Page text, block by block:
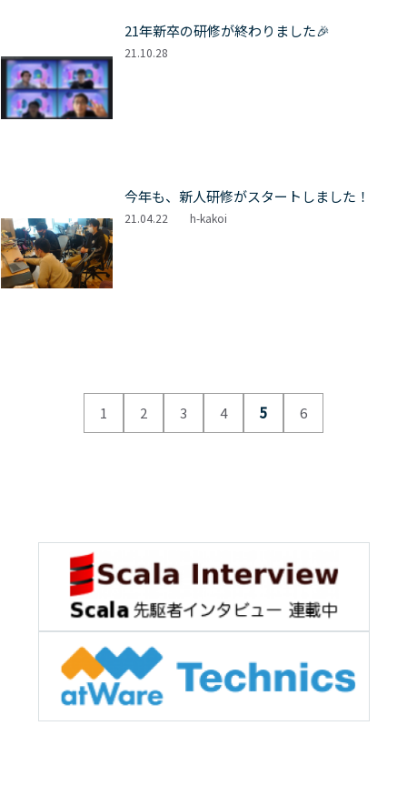
21年新卒の研修が終わりました🎉
21.10.28
今年も、新人研修がスタートしました！
21.04.22 h-kakoi
1 2 3 4 5 6